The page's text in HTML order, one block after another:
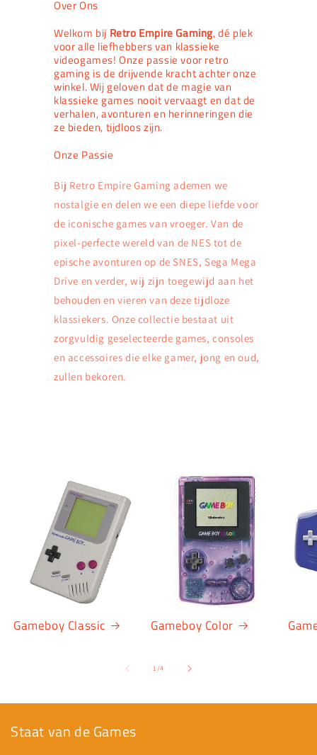
Over Ons
Welkom bij Retro Empire Gaming, dé plek
voor alle liefhebbers van klassieke
videogames! Onze passie voor retro
gaming is de drijvende kracht achter onze
winkel. Wij geloven dat de magie van
klassieke games nooit vervaagt en dat de
verhalen, avonturen en herinneringen die
ze bieden, tijdloos zijn.
Onze Passie
Bij Retro Empire Gaming ademen we
nostalgie en delen we een diepe liefde voor
de iconische games van vroeger. Van de
pixel-perfecte wereld van de NES tot de
epische avonturen op de SNES, Sega Mega
Drive en verder, wij zijn toegewijd aan het
behouden en vieren van deze tijdloze
klassiekers. Onze collectie bestaat uit
zorgvuldig geselecteerde games, consoles
en accessoires die elke gamer, jong en oud,
zullen bekoren.
Gameboy Classic Gameboy Color
1/van
4
Staat van de Games